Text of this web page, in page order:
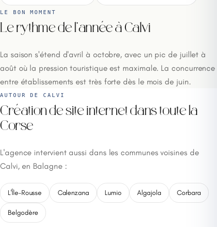
LE BON MOMENT
Le rythme de l'année à Calvi
La saison s'étend d'avril à octobre, avec un pic de juillet à
août où la pression touristique est maximale. La concurrence
entre établissements est très forte dès le mois de juin.
AUTOUR DE CALVI
Création de site internet dans toute la
Corse
L'agence intervient aussi dans les communes voisines de
Calvi, en Balagne :
L'Île-Rousse Calenzana Lumio Algajola Corbara
Belgodère